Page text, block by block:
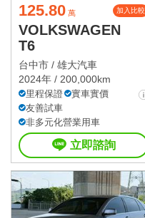
125.80 萬 加入比較
VOLKSWAGEN
T6
台中市 / 雄大汽車
2024年 / 200,000km
里程保證
實車實價
友善試車
非多元化營業用車
立即諮詢